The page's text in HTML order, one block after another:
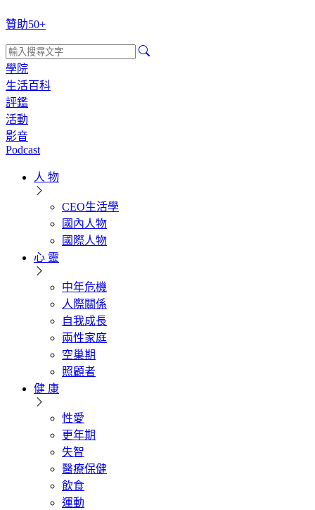
贊助50+
學院
生活百科
評鑑
活動
影音
Podcast
人 物
CEO生活學
國內人物
國際人物
心 靈
中年危機
人際關係
自我成長
兩性家庭
空巢期
照顧者
健 康
性愛
更年期
失智
醫療保健
飲食
運動